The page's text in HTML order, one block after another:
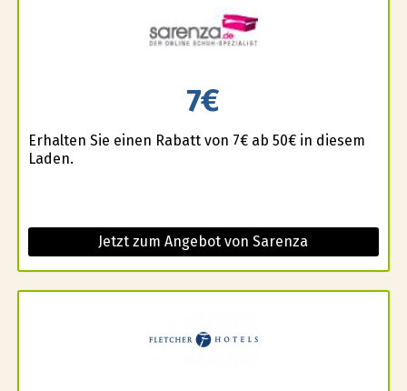
7€
Erhalten Sie einen Rabatt von 7€ ab 50€ in diesem
Laden.
Jetzt zum Angebot von Sarenza